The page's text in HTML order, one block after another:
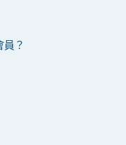
員？